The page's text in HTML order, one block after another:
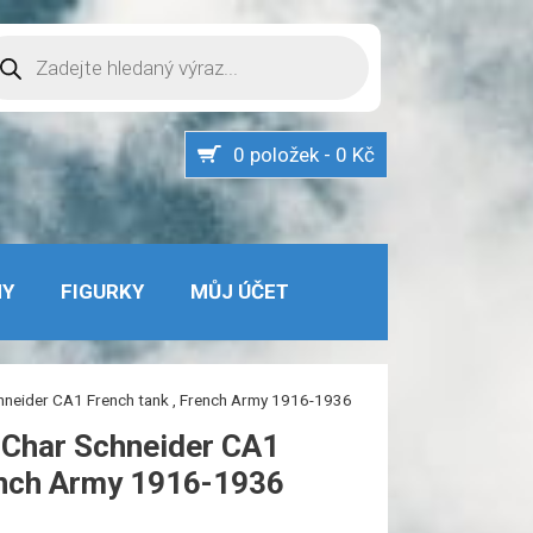
0 položek - 0 Kč
FIGURKY MŮJ ÚČET
CA1 French tank , French Army 1916-1936
Schneider CA1
Army 1916-1936